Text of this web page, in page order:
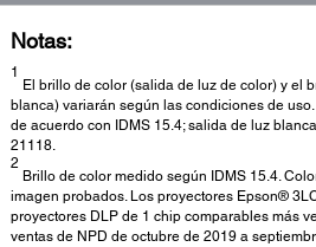
Notas:
1
El brillo de color (salida de luz de color) y el
blanca) variarán según las condiciones de
de acuerdo con IDMS 15.4; salida de luz
21118.
2
Brillo de color medido según IDMS 15.4.
imagen probados. Los proyectores Epson®
proyectores DLP de 1 chip comparables más
ventas de NPD de octubre de 2019 a